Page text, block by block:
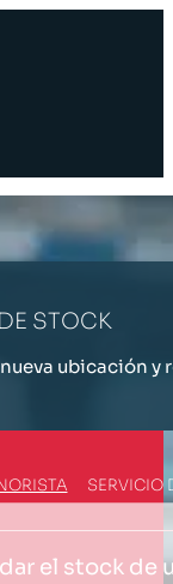
STOCK
ubicación y
SERVICIO
el stock de